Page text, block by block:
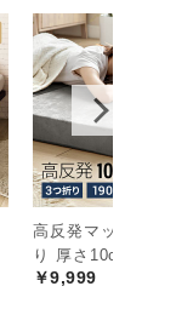
高反発マットレス
り 厚さ10cm SD
￥9,999